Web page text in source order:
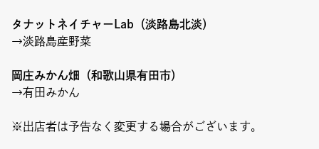
タナットネイチャーLab（淡路島北淡）
→淡路島産野菜
岡庄みかん畑（和歌山県有田市）
→有田みかん
※出店者は予告なく変更する場合がございます。